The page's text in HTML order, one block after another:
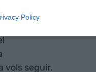
Policy
vols seguir.